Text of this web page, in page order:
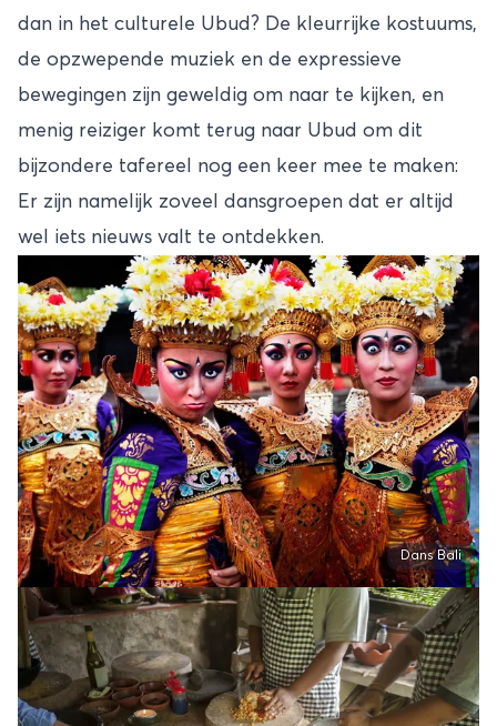
dan in het culturele Ubud? De kleurrijke kostuums,
de opzwepende muziek en de expressieve
bewegingen zijn geweldig om naar te kijken, en
menig reiziger komt terug naar Ubud om dit
bijzondere tafereel nog een keer mee te maken:
Er zijn namelijk zoveel dansgroepen dat er altijd
wel iets nieuws valt te ontdekken.
Dans Bali